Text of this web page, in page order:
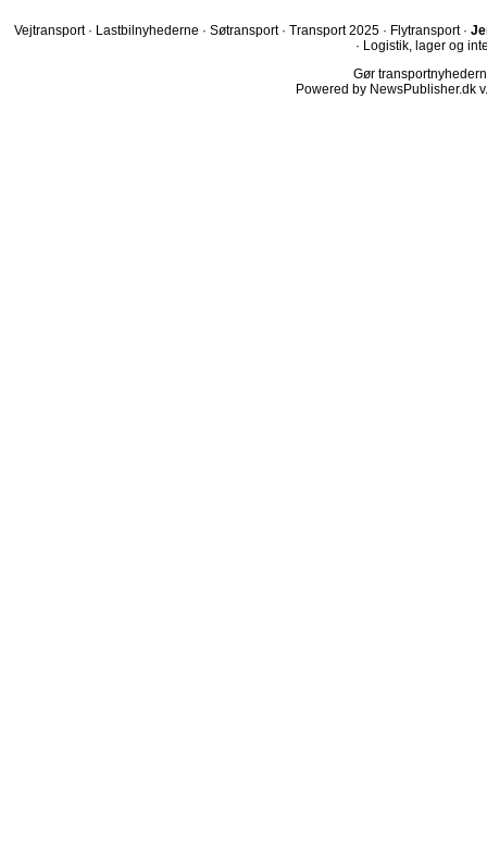
Vejtransport · Lastbilnyhederne · Søtransport · Transport 2025 · Flytransport ·
· Logistik, lager og
Gør
Powered by NewsPublisher.dk